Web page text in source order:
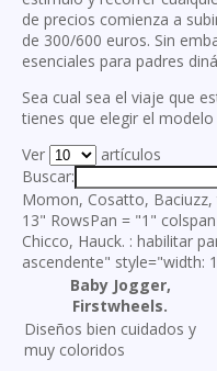
de precios comienza a
de 300/600 euros. Sin
esenciales para padres
Sea cual sea el viaje que
tienes que elegir el
Ver
artículos
Buscar:
Momon, Cosatto,
13" RowsPan = "1"
Chicco, Hauck. : habilitar
ascendente" style="width:
Baby Jogger,
Firstwheels.
Diseños bien cuidados y
muy coloridos